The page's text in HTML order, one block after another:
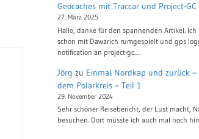
Geocaches mit Traccar und Project-GC
27. März 2025
Hallo, danke für den spannenden Artikel. Ich
schon mit Dawarich rumgespielt und gps
notification an project-gc.…
Jörg zu Einmal Nordkap und zurück –
dem Polarkreis – Teil 1
29. November 2024
Sehr schöner Reisebericht, der Lust macht,
besuchen. Dort müsste ich auch mal noch